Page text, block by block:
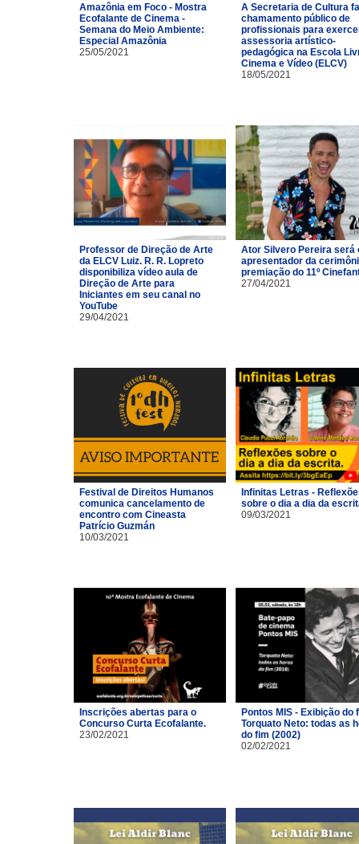
Amazônia em Foco - Mostra
Ecofalante de Cinema -
Semana do Meio Ambiente:
Especial Amazônia
25/05/2021
A Secretaria de Cultura
chamamento público de
profissionais para
assessoria artístico-
pedagógica na Escola
Cinema e Vídeo (ELCV)
18/05/2021
Professor de Direção de Arte
da ELCV Luiz. R. R. Lopreto
disponibiliza vídeo aula de
Direção de Arte para
Iniciantes em seu canal no
YouTube
29/04/2021
Ator Silvero Pereira será
apresentador da
premiação do 11º
27/04/2021
Festival de Direitos Humanos
comunica cancelamento de
encontro com Cineasta
Patrício Guzmán
10/03/2021
Infinitas Letras -
sobre o dia a dia da
09/03/2021
Inscrições abertas para o
Concurso Curta Ecofalante.
23/02/2021
Pontos MIS - Exibição do
Torquato Neto: todas as
do fim (2002)
02/02/2021